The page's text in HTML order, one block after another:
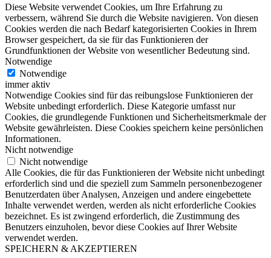
Diese Website verwendet Cookies, um Ihre Erfahrung zu
verbessern, während Sie durch die Website navigieren. Von diesen
Cookies werden die nach Bedarf kategorisierten Cookies in Ihrem
Browser gespeichert, da sie für das Funktionieren der
Grundfunktionen der Website von wesentlicher Bedeutung sind.
Notwendige
Notwendige
immer aktiv
Notwendige Cookies sind für das reibungslose Funktionieren der
Website unbedingt erforderlich. Diese Kategorie umfasst nur
Cookies, die grundlegende Funktionen und Sicherheitsmerkmale der
Website gewährleisten. Diese Cookies speichern keine persönlichen
Informationen.
Nicht notwendige
Nicht notwendige
Alle Cookies, die für das Funktionieren der Website nicht unbedingt
erforderlich sind und die speziell zum Sammeln personenbezogener
Benutzerdaten über Analysen, Anzeigen und andere eingebettete
Inhalte verwendet werden, werden als nicht erforderliche Cookies
bezeichnet. Es ist zwingend erforderlich, die Zustimmung des
Benutzers einzuholen, bevor diese Cookies auf Ihrer Website
verwendet werden.
SPEICHERN & AKZEPTIEREN